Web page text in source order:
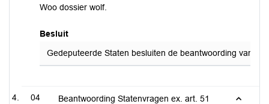
Woo dossier wolf.
Besluit
Gedeputeerde Staten besluiten de beantwoording van
04
Beantwoording Statenvragen ex. art. 51